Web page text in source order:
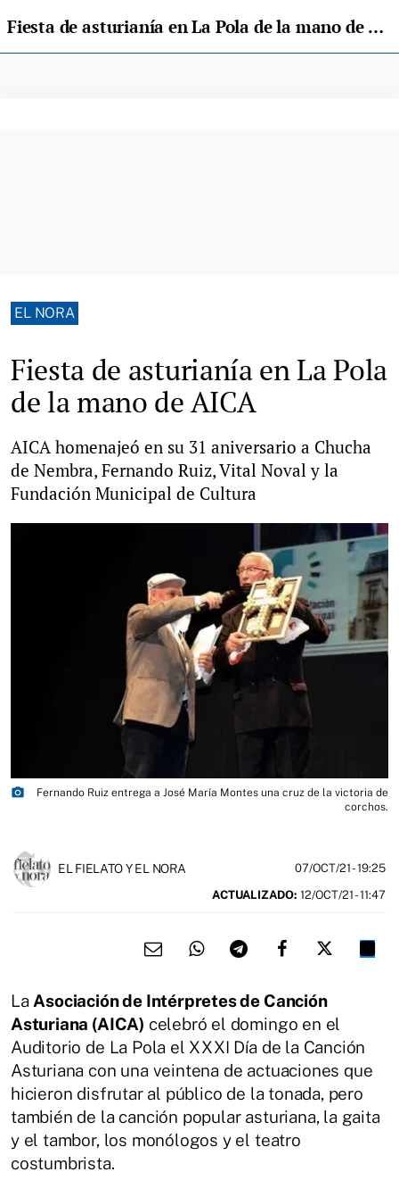
Fiesta de asturianía en La Pola de la mano de AICA
EL NORA
Fiesta de asturianía en La Pola
de la mano de AICA
AICA homenajeó en su 31 aniversario a Chucha
de Nembra, Fernando Ruiz, Vital Noval y la
Fundación Municipal de Cultura
photo_camera
Fernando Ruiz entrega a José María Montes una cruz de la victoria de
corchos.
EL FIELATO Y EL NORA 07/OCT/21- 19:25
ACTUALIZADO: 12/OCT/21 - 11:47
La Asociación de Intérpretes de Canción
Asturiana (AICA) celebró el domingo en el
Auditorio de La Pola el XXXI Día de la Canción
Asturiana con una veintena de actuaciones que
hicieron disfrutar al público de la tonada, pero
también de la canción popular asturiana, la gaita
y el tambor, los monólogos y el teatro
costumbrista.